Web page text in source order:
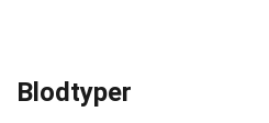
Blodtyper